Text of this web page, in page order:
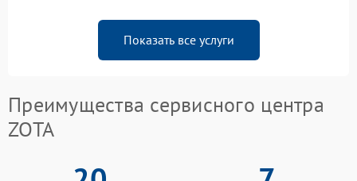
Показать все услуги
Преимущества сервисного центра
ZOTA